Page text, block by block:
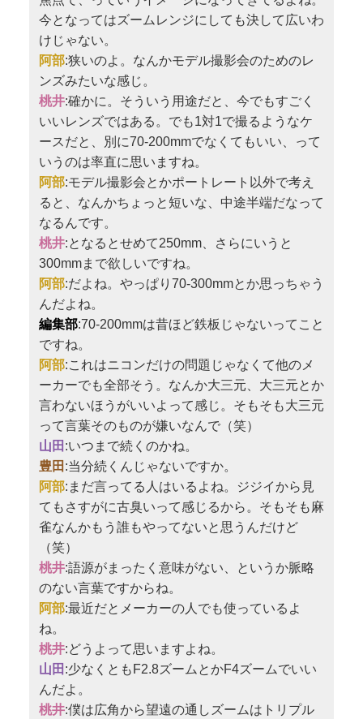
今となってはズームレンジにしても決して広いわ
けじゃない。
阿部:狭いのよ。なんかモデル撮影会のためのレ
ンズみたいな感じ。
桃井:確かに。そういう用途だと、今でもすごく
いいレンズではある。でも1対1で撮るようなケ
ースだと、別に70-200mmでなくてもいい、って
いうのは率直に思いますね。
阿部:モデル撮影会とかポートレート以外で考え
ると、なんかちょっと短いな、中途半端だなって
なるんです。
桃井:となるとせめて250mm、さらにいうと
300mmまで欲しいですね。
阿部:だよね。やっぱり70-300mmとか思っちゃう
んだよね。
編集部:70-200mmは昔ほど鉄板じゃないってこと
ですね。
阿部:これはニコンだけの問題じゃなくて他のメ
ーカーでも全部そう。なんか大三元、大三元とか
言わないほうがいいよって感じ。そもそも大三元
って言葉そのものが嫌いなんで（笑）
山田 :いつまで続くのかね。
豊田 :当分続くんじゃないですか。
阿部:まだ言ってる人はいるよね。ジジイから見
てもさすがに古臭いって感じるから。そもそも麻
雀なんかもう誰もやってないと思うんだけど
（笑）
桃井:語源がまったく意味がない、というか脈略
のない言葉ですからね。
阿部:最近だとメーカーの人でも使っているよ
ね。
桃井:どうよって思いますよね。
山田 :少なくともF2.8ズームとかF4ズームでいい
んだよ。
桃井:僕は広角から望遠の通しズームはトリプル